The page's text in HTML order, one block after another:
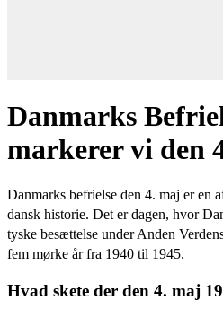
Danmarks
markerer vi den
Danmarks befrielse den 4. maj er en
dansk historie. Det er dagen, hvor
tyske besættelse under Anden
fem mørke år fra 1940 til 1945.
Hvad skete der den 4. maj